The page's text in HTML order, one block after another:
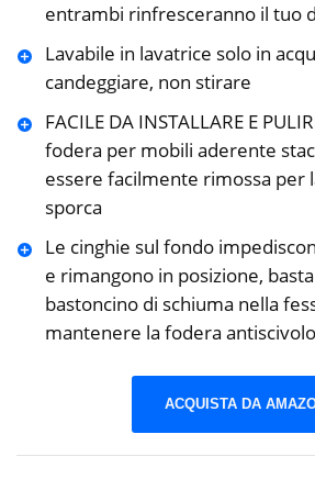
entrambi rinfresceranno il tuo
Lavabile in lavatrice solo in
candeggiare, non stirare
FACILE DA INSTALLARE E
fodera per mobili aderente
essere facilmente rimossa per
sporca
Le cinghie sul fondo
e rimangono in posizione,
bastoncino di schiuma nella
mantenere la fodera antiscivolo
ACQUISTA DA